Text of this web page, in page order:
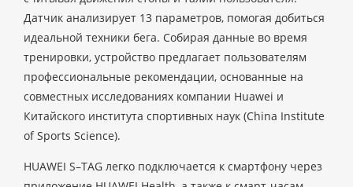
Датчик анализирует 13 параметров, помогая добиться
идеальной техники бега. Собирая данные во время
тренировки, устройство предлагает пользователям
профессиональные рекомендации, основанные на
совместных исследованиях компании Huawei и
Китайского института спортивных наук (China Institute
of Sports Science).
HUAWEI S–TAG легко подключается к смартфону через